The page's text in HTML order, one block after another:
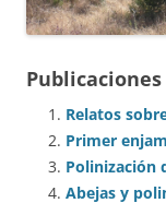
Relatos
Primer
Polinización
Abejas y